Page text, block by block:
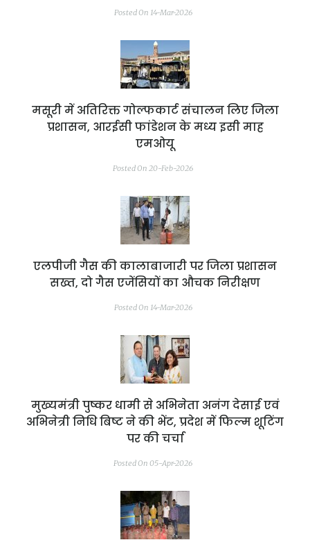
Posted On 14-Mar-2026
मसूरी में अतिरिक्त गोल्फकार्ट संचालन लिए जिला
प्रशासन, आरईसी फांडेशन के मध्य इसी माह
एमओयू
Posted On 20-Feb-2026
एलपीजी गैस की कालाबाजारी पर जिला प्रशासन
सख्त, दो गैस एजेंसियों का औचक निरीक्षण
Posted On 14-Mar-2026
मुख्यमंत्री पुष्कर धामी से अभिनेता अनंग देसाई एवं
अभिनेत्री निधि बिष्ट ने की भेंट, प्रदेश में फिल्म शूटिंग
पर की चर्चा
Posted On 05-Apr-2026